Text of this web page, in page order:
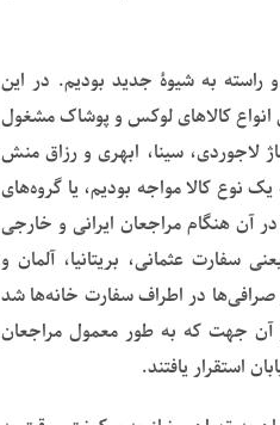
راسته به شیوۀ جدید بودیم. در این
انواع کالاهای لوکس و پوشاک مشغول
لاجوردی، سینا، ابهری و رزاق منش
نوع کالا مواجه بودیم، یا گروه‌های
آن هنگام مراجعان ایرانی و خارجی
سفارت عثمانی، بریتانیا، آلمان و
صرافی‌ها در اطراف سفارت خانه‌ها شد
آن جهت که به طور معمول مراجعان
استقرار یافتند.